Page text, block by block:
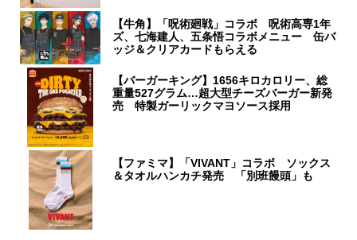
【牛角】「呪術廻戦」コラボ 呪術高専1年
ズ、七海建人、五条悟コラボメニュー 缶バ
ッジ＆クリアカードもらえる
【バーガーキング】1656キロカロリー、総
重量527グラム…超大型チーズバーガー新発
売 特製ガーリックマヨソース採用
【ファミマ】「VIVANT」コラボ ソックス
＆タオルハンカチ発売 「別班饅頭」も